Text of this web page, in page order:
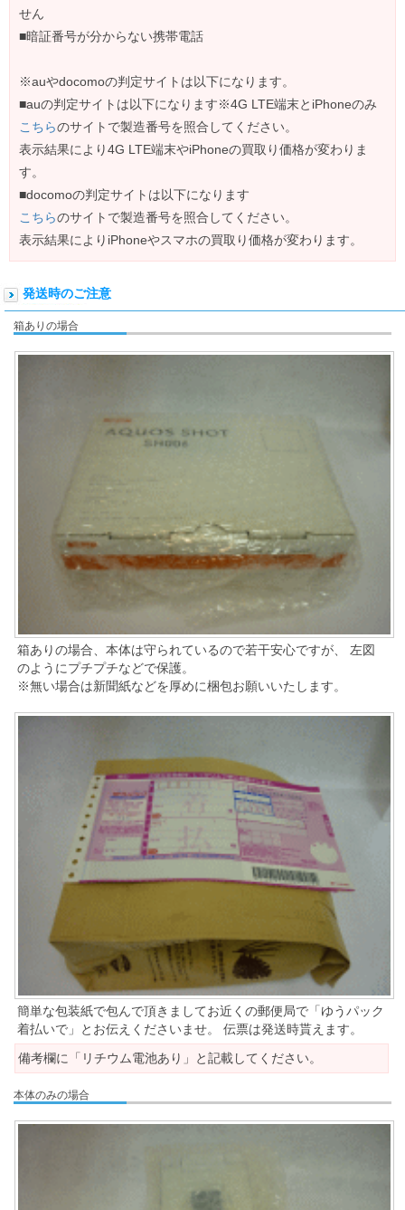
せん
■暗証番号が分からない携帯電話
※auやdocomoの判定サイトは以下になります。
■auの判定サイトは以下になります※4G LTE端末とiPhoneのみ
こちらのサイトで製造番号を照合してください。
表示結果により4G LTE端末やiPhoneの買取り価格が変わりま
す。
■docomoの判定サイトは以下になります
こちらのサイトで製造番号を照合してください。
表示結果によりiPhoneやスマホの買取り価格が変わります。
発送時のご注意
箱ありの場合
箱ありの場合、本体は守られているので若干安心ですが、 左図
のようにプチプチなどで保護。
※無い場合は新聞紙などを厚めに梱包お願いいたします。
簡単な包装紙で包んで頂きましてお近くの郵便局で「ゆうパック
着払いで」とお伝えくださいませ。 伝票は発送時貰えます。
備考欄に「リチウム電池あり」と記載してください。
本体のみの場合